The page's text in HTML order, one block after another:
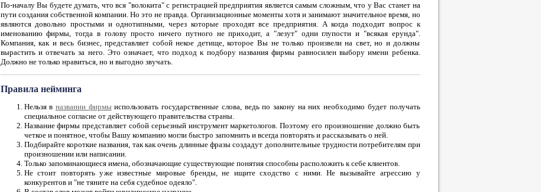
По-началу Вы будете думать, что вся "волокита" с регистрацией предприятия является самым сложным, что у Вас станет на
пути создания собственной компании. Но это не правда. Организационные моменты хотя и занимают значительное время, но
являются довольно простыми и однотипными, через которые проходят все предприятия. А когда подходит вопрос к
именованию фирмы, тогда в голову просто ничего путного не приходит, а "лезут" одни глупости и "всякая ерунда".
Компания, как и весь бизнес, представляет собой некое детище, которое Вы не только произвели на свет, но и должны
вырастить и отвечать за него. Это означает, что подход к подбору названия фирмы равносилен выбору имени ребенка.
Должно не только нравиться, но и выгодно звучать.
Правила нейминга
Нельзя в названии фирмыиспользовать государственные слова, ведь по закону на них необходимо будет получать
специальное согласие от действующего правительства страны.
Название фирмы представляет собой серьезный инструмент маркетологов. Поэтому его произношение должно быть
четкое и понятное, чтобы Вашу компанию могли быстро запомнить и всегда повторять и рассказывать о ней.
Подбирайте короткие названия, так как очень длинные фразы создадут дополнительные трудности потребителям при
произношении или написании.
Только запоминающиеся имена, обозначающие существующие понятия способны расположить к себе клиентов.
Не стоит повторять уже известные мировые бренды, не ищите сходство с ними. Не вызывайте агрессию у
конкурентов и "не тяните на себя судебное одеяло".